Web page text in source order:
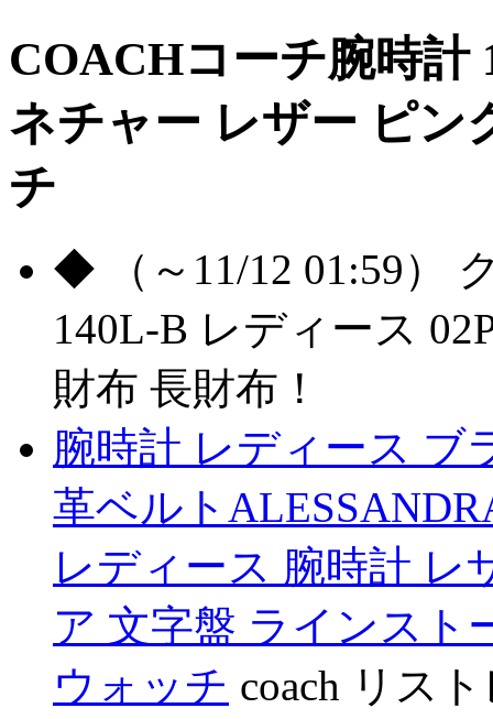
COACHコーチ腕時計
ネチャー レザー ピン
チ
◆ （～11/12 01:59）
140L-B レディース
財布 長財布！
腕時計 レディース ブ
革ベルト
レディース 腕時計 レ
ア 文字盤 ラインスト
ウォッチ coach リス